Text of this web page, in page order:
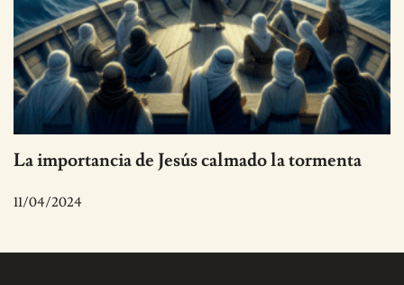
La importancia de Jesús calmado la tormenta
11/04/2024